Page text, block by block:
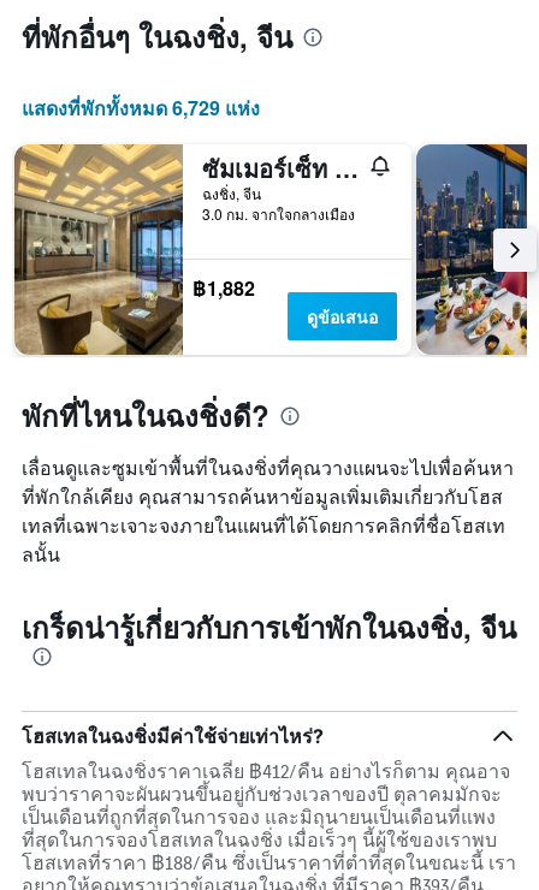
ราคา
ห้อง
ที่พักอื่นๆ ในฉงชิ่ง, จีน
แสดงที่พักทั้งหมด 6,729 แห่ง
ซัมเมอร์เซ็ท แยงซี ริเวอร์ ฉงชิ่ง
ฉงชิ่ง, จีน
3.0 กม. จากใจกลางเมือง
฿1,882
ดูข้อเสนอ
พักที่ไหนในฉงชิ่งดี?
เลื่อนดูและซูมเข้าพื้นที่ในฉงชิ่งที่คุณวางแผนจะไปเพื่อค้นหา
ที่พักใกล้เคียง คุณสามารถค้นหาข้อมูลเพิ่มเติมเกี่ยวกับโฮส
เทลที่เฉพาะเจาะจงภายในแผนที่ได้โดยการคลิกที่ชื่อโฮสเท
ลนั้น
เกร็ดน่ารู้เกี่ยวกับการเข้าพักในฉงชิ่ง, จีน
โฮสเทลในฉงชิ่งมีค่าใช้จ่ายเท่าไหร่?
โฮสเทลในฉงชิ่งราคาเฉลี่ย ฿412/คืน อย่างไรก็ตาม คุณอาจ
พบว่าราคาจะผันผวนขึ้นอยู่กับช่วงเวลาของปี ตุลาคมมักจะ
เป็นเดือนที่ถูกที่สุดในการจอง และมิถุนายนเป็นเดือนที่แพง
ที่สุดในการจองโฮสเทลในฉงชิ่ง เมื่อเร็วๆ นี้ผู้ใช้ของเราพบ
โฮสเทลที่ราคา ฿188/คืน ซึ่งเป็นราคาที่ต่ำที่สุดในขณะนี้ เรา